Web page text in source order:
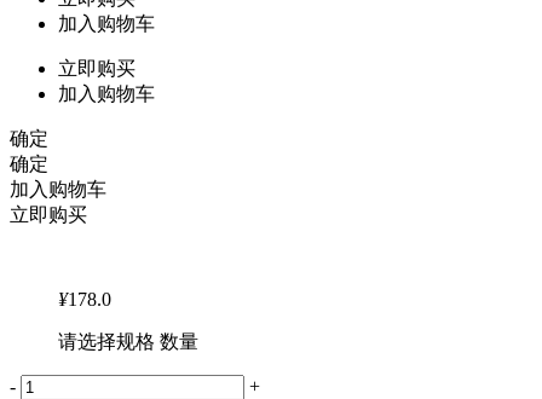
加入购物车
立即购买
加入购物车
确定
确定
加入购物车
立即购买
¥178.0
请选择规格 数量
-
+